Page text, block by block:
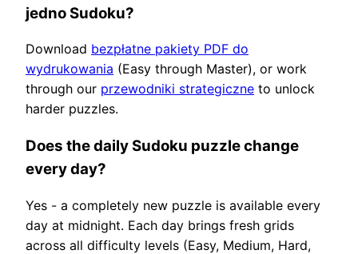
jedno Sudoku?
Download bezpłatne pakiety PDF do
wydrukowania (Easy through Master), or work
through our przewodniki strategiczne to unlock
harder puzzles.
Does the daily Sudoku puzzle change
every day?
Yes - a completely new puzzle is available every
day at midnight. Each day brings fresh grids
across all difficulty levels (Easy, Medium, Hard,